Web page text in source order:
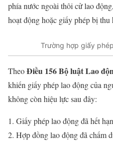
phía nước ngoài thôi cử lao
hoạt động hoặc giấy phép bị thu
Trường hợp giấy
TheoĐiều 156 Bộ luật Lao
khiến giấy phép lao động của
không còn hiệu lực sau đây:
Giấy phép lao động đã hết
Hợp đồng lao động đã chấm